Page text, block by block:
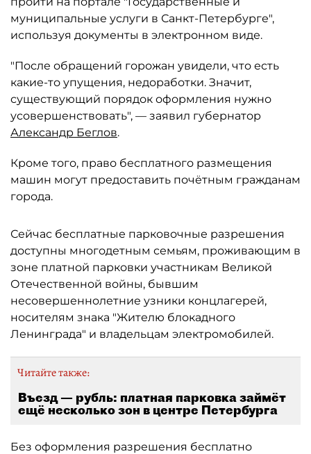
муниципальные услуги в Санкт-Петербурге",
используя документы в электронном виде.
"После обращений горожан увидели, что есть
какие-то упущения, недоработки. Значит,
существующий порядок оформления нужно
усовершенствовать", — заявил губернатор
Александр Беглов.
Кроме того, право бесплатного размещения
машин могут предоставить почётным гражданам
города.
Сейчас бесплатные парковочные разрешения
доступны многодетным семьям, проживающим в
зоне платной парковки участникам Великой
Отечественной войны, бывшим
несовершеннолетние узники концлагерей,
носителям знака "Жителю блокадного
Ленинграда" и владельцам электромобилей.
Читайте также:
Въезд — рубль: платная парковка займёт
ещё несколько зон в центре Петербурга
Без оформления разрешения бесплатно